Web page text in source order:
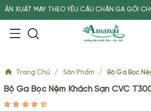
CẦU CHĂN GA GỐI CHO KHÁCH SẠN, SPA,
Trang Chủ / Sản Phẩm / Bộ Ga Bọc Nệm
Bộ Ga Bọc Nệm Khách Sạn CVC